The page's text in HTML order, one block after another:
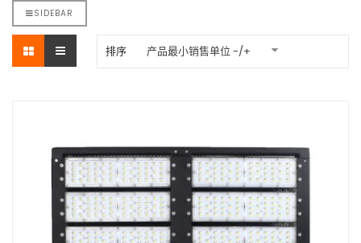
SIDEBAR
排序 产品最小销售单位 -/+